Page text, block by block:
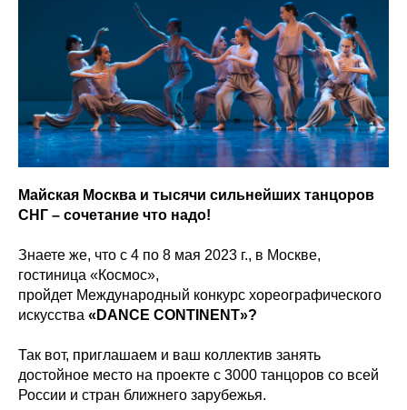
Майская Москва и тысячи сильнейших танцоров
СНГ – сочетание что надо!
Знаете же, что с 4 по 8 мая 2023 г., в Москве,
гостиница «Космос»,
пройдет Международный конкурс хореографического
искусства «DANCE CONTINENT»?
Так вот, приглашаем и ваш коллектив занять
достойное место на проекте с 3000 танцоров со всей
России и стран ближнего зарубежья.